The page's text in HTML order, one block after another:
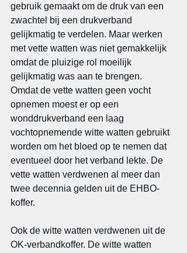
gebruik gemaakt om de druk van een
zwachtel bij een drukverband
gelijkmatig te verdelen. Maar werken
met vette watten was niet gemakkelijk
omdat de pluizige rol moeilijk
gelijkmatig was aan te brengen.
Omdat de vette watten geen vocht
opnemen moest er op een
wonddrukverband een laag
vochtopnemende witte watten gebruikt
worden om het bloed op te nemen dat
eventueel door het verband lekte. De
vette watten verdwenen al meer dan
twee decennia gelden uit de EHBO-
koffer.
Ook de witte watten verdwenen uit de
OK-verbandkoffer. De witte watten